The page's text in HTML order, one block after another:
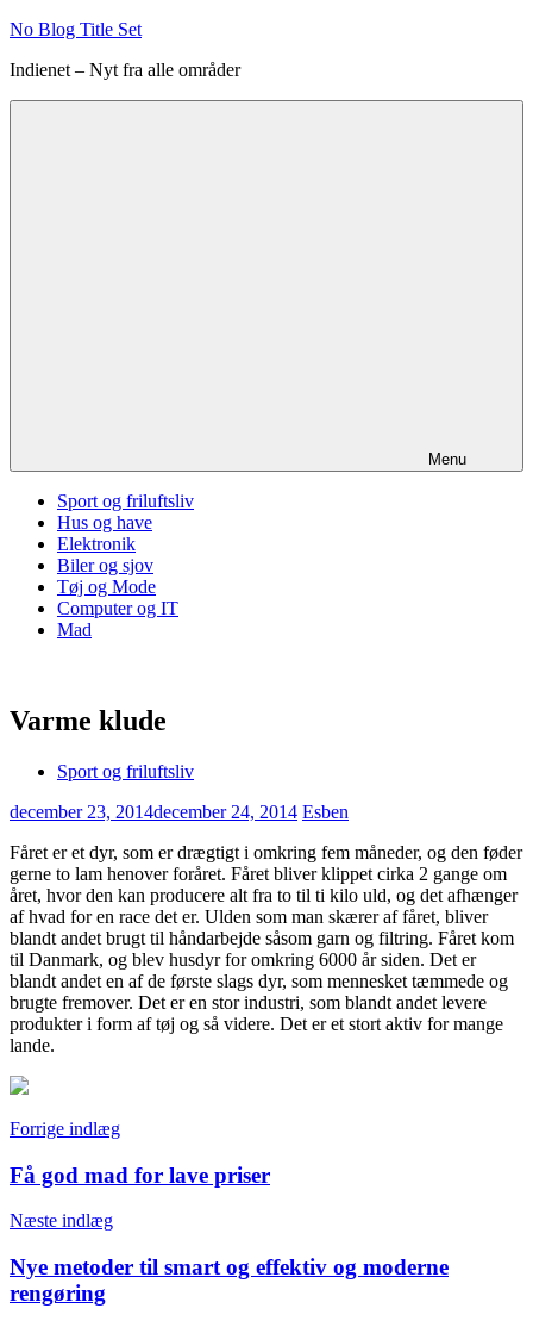
Videre
indhold
No Blog Title Set
Indienet – Nyt fra alle områder
Menu
Sport og friluftsliv
Hus og have
Elektronik
Biler og sjov
Tøj og Mode
Computer og IT
Mad
Varme klude
Sport og friluftsliv
december 23, 2014december 24, 2014 Esben
Fåret er et dyr, som er drægtigt i omkring fem måneder, og den føder
gerne to lam henover foråret. Fåret bliver klippet cirka 2 gange om
året, hvor den kan producere alt fra to til ti kilo uld, og det afhænger
af hvad for en race det er. Ulden som man skærer af fåret, bliver
blandt andet brugt til håndarbejde såsom garn og filtring. Fåret kom
til Danmark, og blev husdyr for omkring 6000 år siden. Det er
blandt andet en af de første slags dyr, som mennesket tæmmede og
brugte fremover. Det er en stor industri, som blandt andet levere
produkter i form af tøj og så videre. Det er et stort aktiv for mange
lande.
Indlægsnavigation
Forrige indlæg
Få god mad for lave priser
Næste indlæg
Nye metoder til smart og effektiv og moderne
rengøring